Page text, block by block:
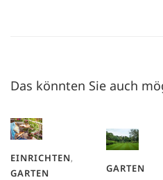
Das könnten Sie auch
EINRICHTEN,
GARTEN
GARTEN